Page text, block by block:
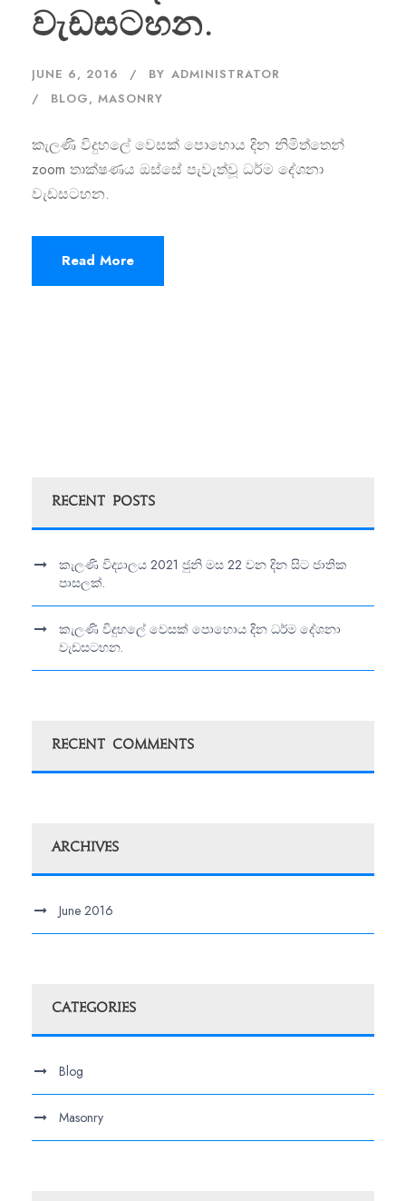
වැඩසටහන.
JUNE 6, 2016 BY ADMINISTRATOR
BLOG, MASONRY
කැලණි විදුහලේ වෙසක් පොහොය දින නිමිත්තෙන්
zoom තාක්ෂණය ඔස්සේ පැවැත්වූ ධර්ම දේශනා
වැඩසටහන.
Read More
Recent Posts
කැලණි විද්‍යාලය 2021 ජුනි මස 22 වන දින සිට ජාතික
පාසලක්.
කැලණි විදුහලේ වෙසක් පොහොය දින ධර්ම දේශනා
වැඩසටහන.
Recent Comments
Archives
June 2016
Categories
Blog
Masonry